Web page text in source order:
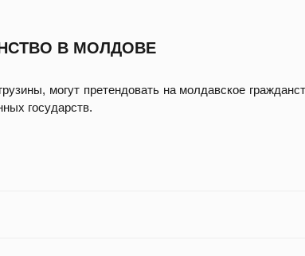
В МОЛДОВЕ
могут претендовать на молдавское
государств.